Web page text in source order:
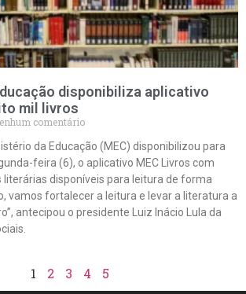
disponibiliza aplicativo
mil livros
comentário
da Educação (MEC) disponibilizou para
feira (6), o aplicativo MEC Livros com
literárias disponíveis para leitura de forma
vamos fortalecer a leitura e levar a literatura a
antecipou o presidente Luiz Inácio Lula da
1 2 3 4 5